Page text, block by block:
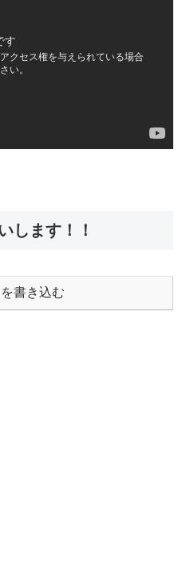
します！！
書き込む